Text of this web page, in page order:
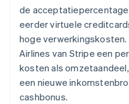
de
eerder virtuele
hoge
Airlines van Stripe een
kosten als
een nieuwe
cashbonus.